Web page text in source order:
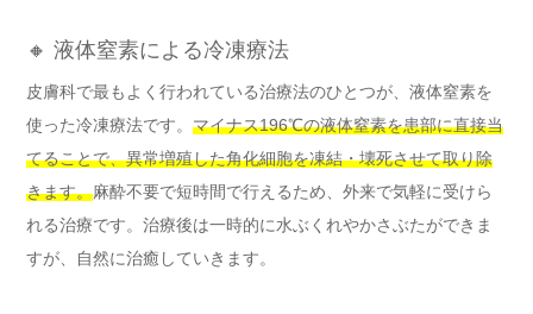
🔸 液体窒素による冷凍療法
皮膚科で最もよく行われている治療法のひとつが、液体窒素を
使った冷凍療法です。 マイナス196℃の液体窒素を患部に直接当
てることで、異常増殖した角化細胞を凍結・壊死させて取り除
きます。麻酔不要で短時間で行えるため、外来で気軽に受けら
れる治療です。治療後は一時的に水ぶくれやかさぶたができま
すが、自然に治癒していきます。